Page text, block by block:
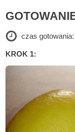
czas gotowania:
KROK 1: